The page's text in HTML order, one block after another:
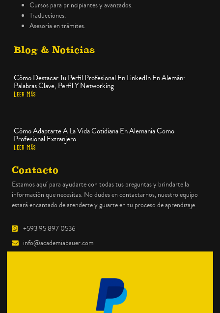
Cursos para principiantes y avanzados.
Traducciones.
Asesoría en trámites.
Blog & Noticias
Cómo Destacar Tu Perfil Profesional En LinkedIn En Alemán:
Palabras Clave, Perfil Y Networking
Leer Más
Cómo Adaptarte A La Vida Cotidiana En Alemania Como
Profesional Extranjero
Leer Más
Contacto
Estamos aquí para ayudarte con todas tus preguntas y brindarte la
información que necesitas. No dudes en contactarnos, nuestro equipo
estará encantado de atenderte y guiarte en tu proceso de aprendizaje.
+593 95 897 0536
info@academiabauer.com